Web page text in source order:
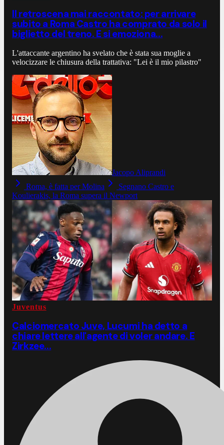
Il retroscena mai raccontato: per arrivare
subito a Roma Castro ha comprato da solo il
biglietto del treno. E si emoziona...
L'attaccante argentino ha svelato che è stata sua moglie a
velocizzare le chiusura della trattativa: "Lei è il mio pilastro"
Jacopo Aliprandi
Roma, è fatta per Molina
Segnano Castro e
Koulierakis, la Roma supera il Newport
Juventus
Calciomercato Juve, Lucumi ha detto a
chiare lettere all'agente di voler andare. E
Zirkzee...